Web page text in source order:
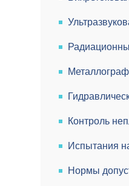
Контроль
Испытания
Нормы